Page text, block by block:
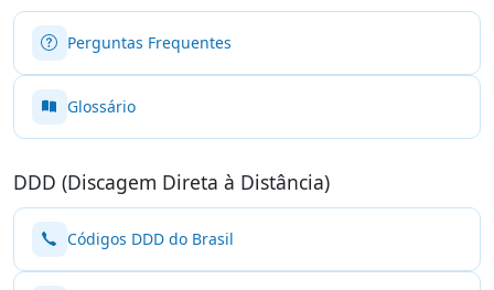
Perguntas Frequentes
Glossário
DDD (Discagem Direta à Distância)
Códigos DDD do Brasil